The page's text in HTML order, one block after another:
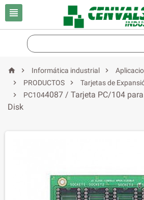

  Informática industrial 

PRODUCTOS 
Tarjetas de

PC1044087 / Tarjeta PC/104
Disk